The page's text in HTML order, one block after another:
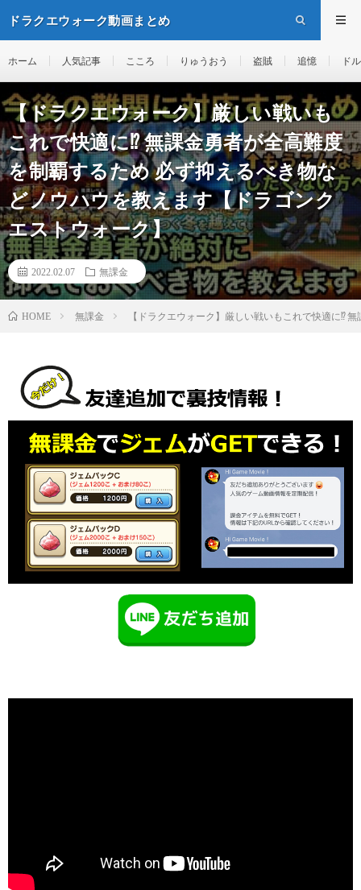
ドラクエウォーク動画まとめ
ホーム 人気記事 こころ りゅうおう 盗賊 追憶 ド
【ドラクエウォーク】厳しい戦いも
これで快適に⁉︎ 無課金勇者が全高難度
を制覇するため 必ず抑えるべき物な
どノウハウを教えます【ドラゴンク
エストウォーク】
2022.02.07 無課金
HOME 無課金 【ドラクエウォーク】厳しい戦いもこれで快適に⁉︎